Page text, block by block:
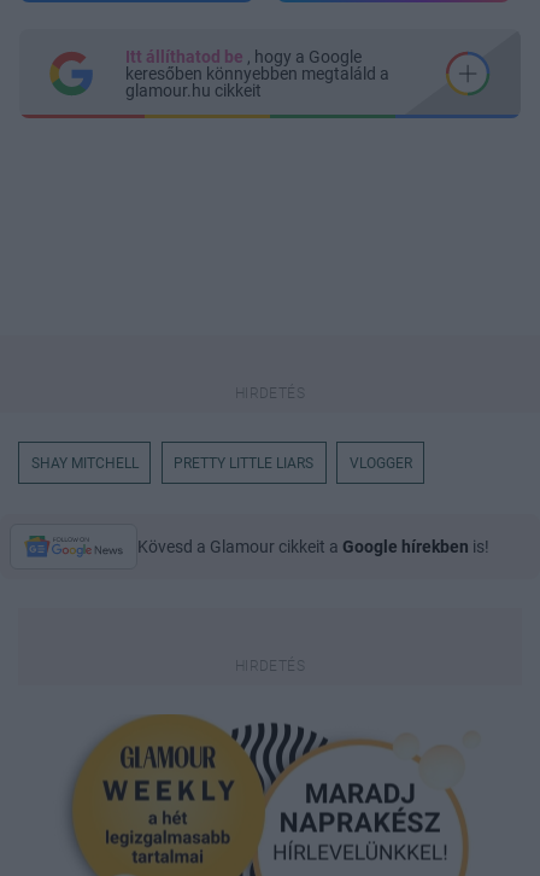
Itt állíthatod be , hogy a Google
keresőben könnyebben megtaláld a
glamour.hu cikkeit
SHAY MITCHELL PRETTY LITTLE LIARS VLOGGER
Kövesd a Glamour cikkeit a Google hírekben is!